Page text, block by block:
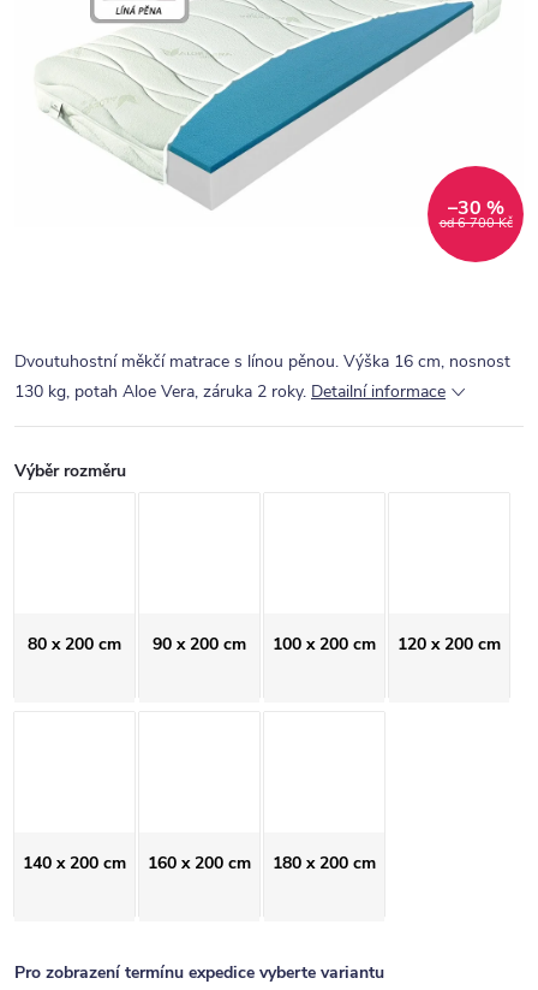
od 6 700 Kč
–30 %
Dvoutuhostní měkčí matrace s línou pěnou. Výška 16 cm, nosnost
130 kg, potah Aloe Vera, záruka 2 roky. Detailní informace
Výběr rozměru
80 x 200 cm 90 x 200 cm 100 x 200 cm 120 x 200 cm
140 x 200 cm 160 x 200 cm 180 x 200 cm
Pro zobrazení termínu expedice vyberte variantu